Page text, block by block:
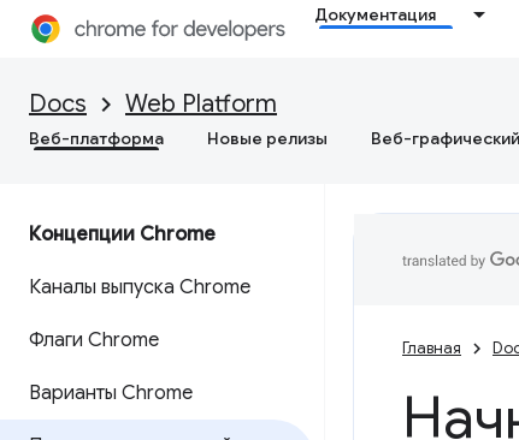
Документация
Docs Web Platform
Веб-платформа Новые релизы Веб-
Концепции Chrome
Каналы выпуска Chrome
Флаги Chrome
Варианты Chrome
Главная